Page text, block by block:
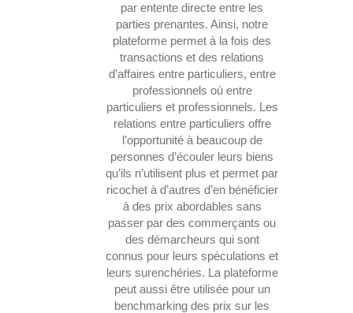
par entente directe entre les
parties prenantes. Ainsi, notre
plateforme permet à la fois des
transactions et des relations
d’affaires entre particuliers, entre
professionnels où entre
particuliers et professionnels. Les
relations entre particuliers offre
l’opportunité à beaucoup de
personnes d’écouler leurs biens
qu’ils n’utilisent plus et permet par
ricochet à d’autres d’en bénéficier
à des prix abordables sans
passer par des commerçants ou
des démarcheurs qui sont
connus pour leurs spéculations et
leurs surenchéries. La plateforme
peut aussi être utilisée pour un
benchmarking des prix sur les